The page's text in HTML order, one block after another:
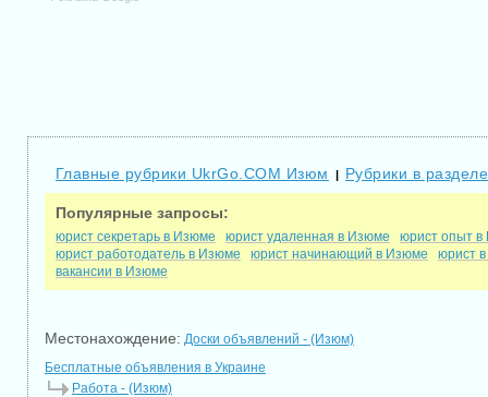
Главные рубрики UkrGo.COM Изюм | Рубрики в
Популярные запросы:
юрист секретарь в Изюме юрист удаленная в Изюме
юрист опыт
юрист работодатель в Изюме
юрист начинающий в Изюме
юрист
вакансии в Изюме
Местонахождение: Доски объявлений - (Изюм)
Бесплатные объявления в Украине
Работа - (Изюм)